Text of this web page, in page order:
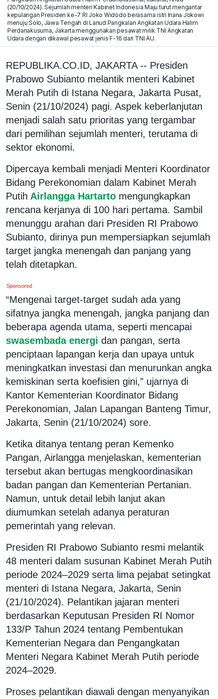
(20/10/2024). Sejumlah menteri Kabinet Indonesia Maju turut mengantar
kepulangan Presiden ke-7 RI Joko Widodo berasama istri Iriana Jokowi
menuju Solo, Jawa Tengah di Lanud Pangkalan Angkatan Udara Halim
Perdanakusuma, Jakarta menggunakan pesawat milik TNI Angkatan
Udara dengan dikawal pesawat jenis F-16 dari TNI AU.
REPUBLIKA.CO.ID, JAKARTA -- Presiden
Prabowo Subianto melantik menteri Kabinet
Merah Putih di Istana Negara, Jakarta Pusat,
Senin (21/10/2024) pagi. Aspek keberlanjutan
menjadi salah satu prioritas yang tergambar
dari pemilihan sejumlah menteri, terutama di
sektor ekonomi.
Dipercaya kembali menjadi Menteri Koordinator
Bidang Perekonomian dalam Kabinet Merah
Putih Airlangga Hartarto mengungkapkan
rencana kerjanya di 100 hari pertama. Sambil
menunggu arahan dari Presiden RI Prabowo
Subianto, dirinya pun mempersiapkan sejumlah
target jangka menengah dan panjang yang
telah ditetapkan.
Sponsored
“Mengenai target-target sudah ada yang
sifatnya jangka menengah, jangka panjang dan
beberapa agenda utama, seperti mencapai
swasembada energi dan pangan, serta
penciptaan lapangan kerja dan upaya untuk
meningkatkan investasi dan menurunkan angka
kemiskinan serta koefisien gini,” ujarnya di
Kantor Kementerian Koordinator Bidang
Perekonomian, Jalan Lapangan Banteng Timur,
Jakarta, Senin (21/10/2024) sore.
Ketika ditanya tentang peran Kemenko
Pangan, Airlangga menjelaskan, kementerian
tersebut akan bertugas mengkoordinasikan
badan pangan dan Kementerian Pertanian.
Namun, untuk detail lebih lanjut akan
diumumkan setelah adanya peraturan
pemerintah yang relevan.
Presiden RI Prabowo Subianto resmi melantik
48 menteri dalam susunan Kabinet Merah Putih
periode 2024–2029 serta lima pejabat setingkat
menteri di Istana Negara, Jakarta, Senin
(21/10/2024). Pelantikan jajaran menteri
berdasarkan Keputusan Presiden RI Nomor
133/P Tahun 2024 tentang Pembentukan
Kementerian Negara dan Pengangkatan
Menteri Negara Kabinet Merah Putih periode
2024–2029.
Proses pelantikan diawali dengan menyanyikan